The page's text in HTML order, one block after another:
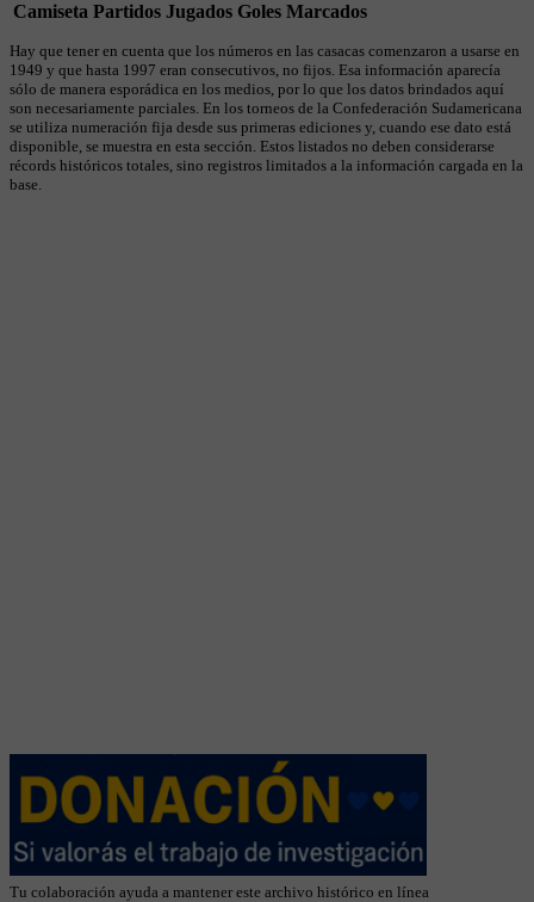
Camiseta Partidos Jugados Goles Marcados
Hay que tener en cuenta que los números en las casacas comenzaron a usarse en
1949 y que hasta 1997 eran consecutivos, no fijos. Esa información aparecía
sólo de manera esporádica en los medios, por lo que los datos brindados aquí
son necesariamente parciales. En los torneos de la Confederación Sudamericana
se utiliza numeración fija desde sus primeras ediciones y, cuando ese dato está
disponible, se muestra en esta sección. Estos listados no deben considerarse
récords históricos totales, sino registros limitados a la información cargada en la
base.
Tu colaboración ayuda a mantener este archivo histórico en línea